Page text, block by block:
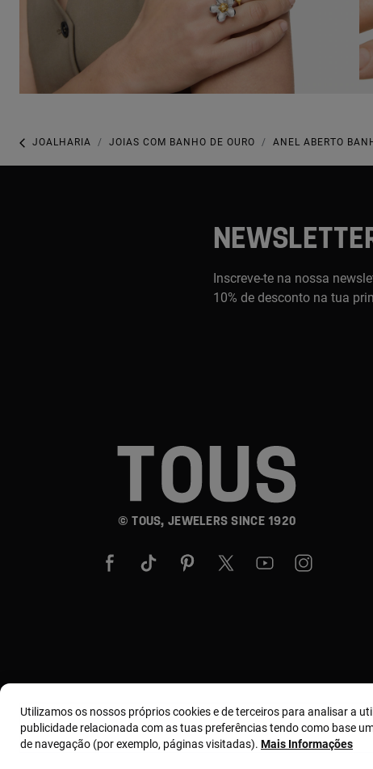
JOALHARIA JOIAS COM BANHO DE OURO ANEL ABERTO
Inscreve-te na nossa
10% de desconto na tua
© TOUS, JEWELERS SINCE 1920
Utilizamos os nossos próprios cookies e de terceiros para analisar a
publicidade relacionada com as tuas preferências tendo como base
de navegação (por exemplo, páginas visitadas). Mais Informações